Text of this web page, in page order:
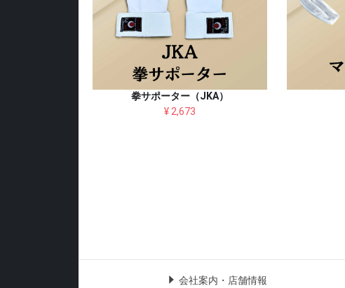
拳サポーター（JKA）
¥ 2,673
会社案内・店舗情報